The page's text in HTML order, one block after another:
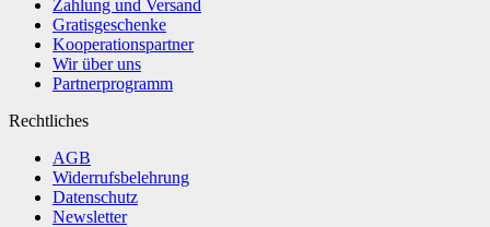
Zahlung und Versand
Gratisgeschenke
Kooperationspartner
Wir über uns
Partnerprogramm
Rechtliches
AGB
Widerrufsbelehrung
Datenschutz
Newsletter